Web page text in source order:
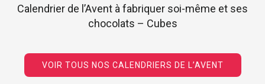
Calendrier de l’Avent à fabriquer soi-même et ses
chocolats – Cubes
VOIR TOUS NOS CALENDRIERS DE L’AVENT